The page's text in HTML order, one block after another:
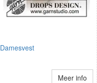
Damesvest
Meer info